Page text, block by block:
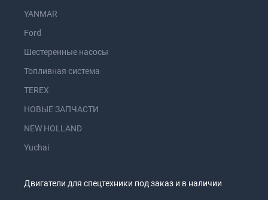
YANMAR
Ford
Шестеренные насосы
Топливная система
TEREX
НОВЫЕ ЗАПЧАСТИ
NEW HOLLAND
Yuchai
Двигатели для спецтехники под заказ и в наличии